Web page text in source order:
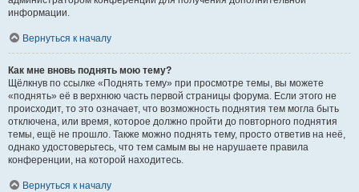
информации.
Вернуться к началу
Как мне вновь поднять мою тему?
Щёлкнув по ссылке «Поднять тему» при просмотре темы, вы можете
«поднять» её в верхнюю часть первой страницы форума. Если этого не
происходит, то это означает, что возможность поднятия тем могла быть
отключена, или время, которое должно пройти до повторного поднятия
темы, ещё не прошло. Также можно поднять тему, просто ответив на неё,
однако удостоверьтесь, что тем самым вы не нарушаете правила
конференции, на которой находитесь.
Вернуться к началу